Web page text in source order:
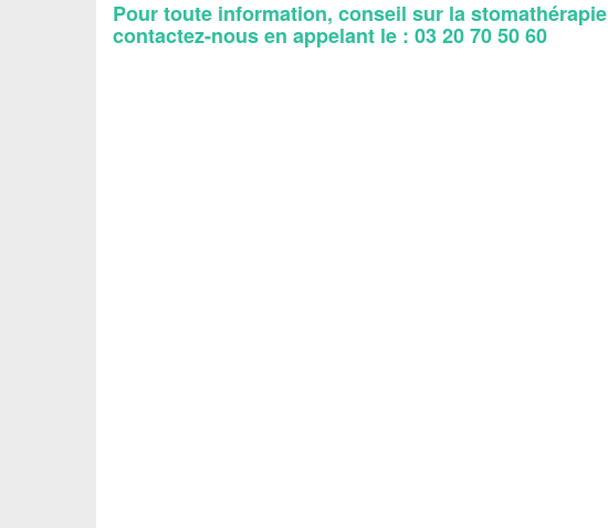
Pour toute information, conseil sur la stomathérapie
contactez-nous en appelant le : 03 20 70 50 60